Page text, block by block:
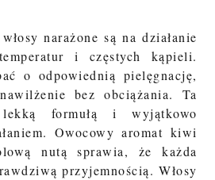
narażone są na działanie
i częstych kąpieli.
o odpowiednią pielęgnację,
bez obciążania. Ta
lekką formułą i wyjątkowo
Owocowy aromat kiwi
nutą sprawia, że każda
przyjemnością. Włosy